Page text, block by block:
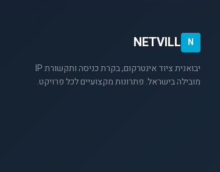
N
NETVILL
יבואנית ציוד אינטרקום, בקרת כניסה ותקשורת IP
מובילה בישראל. פתרונות מקצועיים לכל פרויקט.